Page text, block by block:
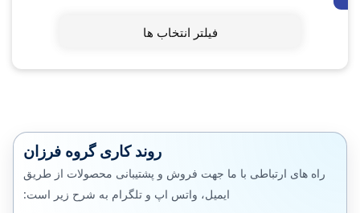
فیلتر انتخاب ها
روند کاری گروه فرزان
راه های ارتباطی با ما جهت فروش و پشتیبانی محصولات از طریق
ایمیل، واتس اپ و تلگرام به شرح زیر است: